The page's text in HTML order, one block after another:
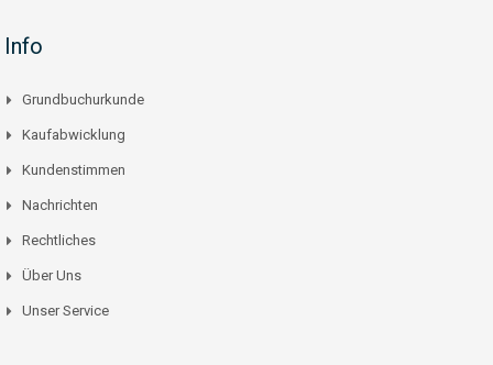
Info
Grundbuchurkunde
Kaufabwicklung
Kundenstimmen
Nachrichten
Rechtliches
Über Uns
Unser Service